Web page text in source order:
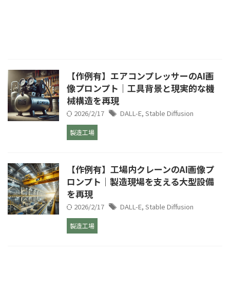
【作例有】エアコンプレッサーのAI画
像プロンプト｜工具背景と現実的な機
械構造を再現
2026/2/17 DALL-E, Stable Diffusion
製造工場
【作例有】工場内クレーンのAI画像プ
ロンプト｜製造現場を支える大型設備
を再現
2026/2/17 DALL-E, Stable Diffusion
製造工場